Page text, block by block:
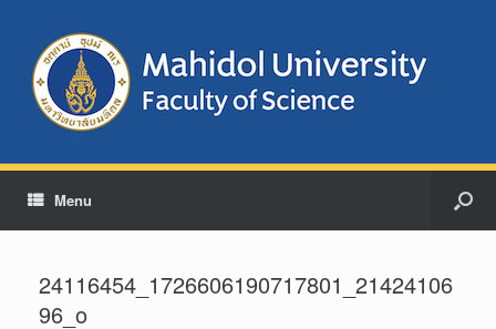
Menu
24116454_1726606190717801_21424106
96_o